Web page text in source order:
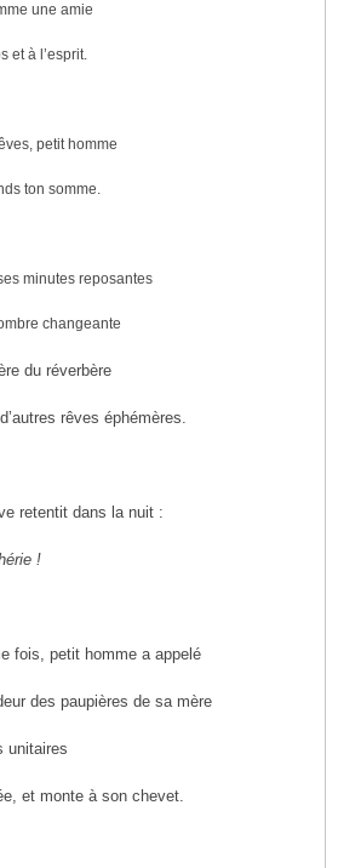
une amie
et à l’esprit.
petit homme
ton somme.
minutes reposantes
changeante
du réverbère
rêves éphémères.
retentit dans la nuit :
!
fois, petit homme a appelé
des paupières de sa mère
unitaires
et monte à son chevet.